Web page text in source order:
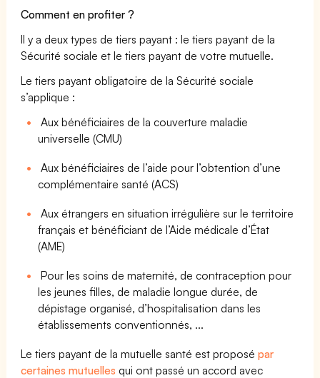
Comment en profiter ?
Il y a deux types de tiers payant : le tiers payant de la
Sécurité sociale et le tiers payant de votre mutuelle.
Le tiers payant obligatoire de la Sécurité sociale
s’applique :
Aux bénéficiaires de la couverture maladie
universelle (CMU)
Aux bénéficiaires de l’aide pour l’obtention d’une
complémentaire santé (ACS)
Aux étrangers en situation irrégulière sur le territoire
français et bénéficiant de l’Aide médicale d’État
(AME)
Pour les soins de maternité, de contraception pour
les jeunes filles, de maladie longue durée, de
dépistage organisé, d’hospitalisation dans les
établissements conventionnés, ...
Le tiers payant de la mutuelle santé est proposépar
certaines mutuelles qui ont passé un accord avec